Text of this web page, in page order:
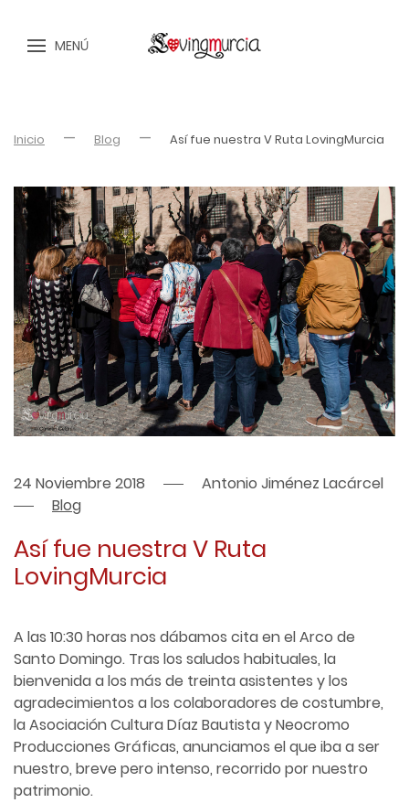
MENÚ
Inicio Blog Así fue nuestra V Ruta LovingMurcia
24 Noviembre 2018
Antonio Jiménez Lacárcel
Blog
Así fue nuestra V Ruta
LovingMurcia
A las 10:30 horas nos dábamos cita en el Arco de
Santo Domingo. Tras los saludos habituales, la
bienvenida a los más de treinta asistentes y los
agradecimientos a los colaboradores de costumbre,
la Asociación Cultura Díaz Bautista y Neocromo
Producciones Gráficas, anunciamos el que iba a ser
nuestro, breve pero intenso, recorrido por nuestro
patrimonio.